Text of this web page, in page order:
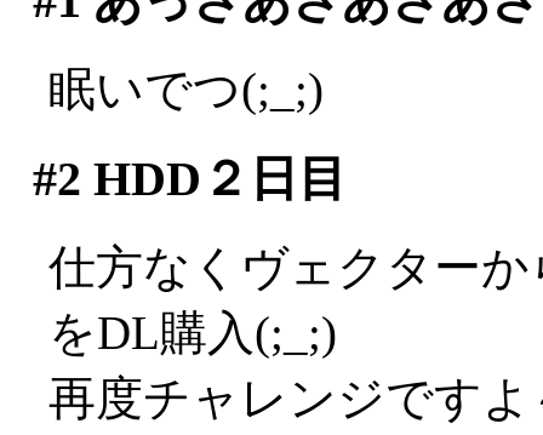
眠いでつ(;_;)
#2 HDD２日目
仕方なくヴェクター
をDL購入(;_;)
再度チャレンジです